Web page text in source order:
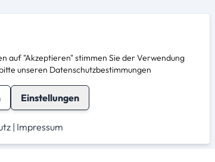
auf "Akzeptieren" stimmen Sie der Verwendung
unseren Datenschutzbestimmungen
Einstellungen
| Impressum